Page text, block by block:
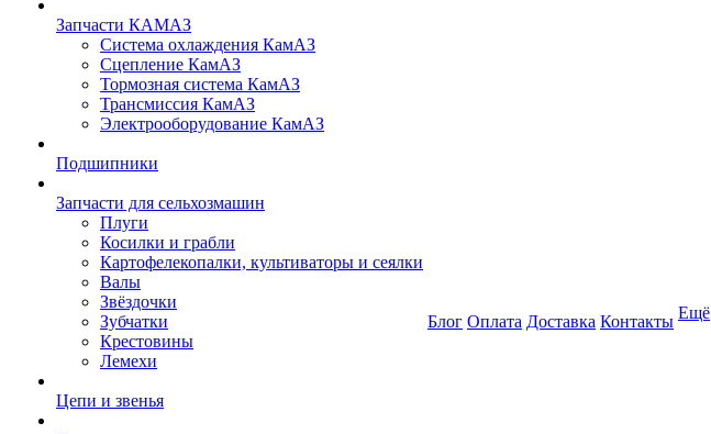
Запчасти КАМАЗ
Система охлаждения КамАЗ
Сцепление КамАЗ
Тормозная система КамАЗ
Трансмиссия КамАЗ
Электрооборудование КамАЗ
Подшипники
Запчасти для сельхозмашин
Плуги
Косилки и грабли
Картофелекопалки, культиваторы и сеялки
Валы
Звёздочки
Зубчатки
Крестовины
Лемехи
Цепи и звенья
Блог Оплата Доставка Контакты Ещё